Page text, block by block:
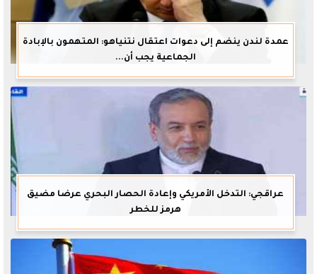
عمدة لندن ينضم إلى دعوات اعتقال نتنياهو: المتهمون بالإبادة
الجماعية يجب أن...
عراقجي: التدخل الأمريكي وإعادة الحصار البحري عرضا مضيق
هرمز للخطر